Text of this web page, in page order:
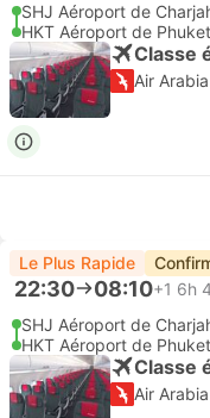
SHJ Aéroport de
HKT Aéroport de Phuket
Classe
Air Arabia
Le Plus Rapide
22:30 08:10+1 6h
SHJ Aéroport de
HKT Aéroport de Phuket
Classe
Air Arabia